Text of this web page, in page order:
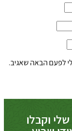
לפעם הבאה שאגיב.
וקבלו